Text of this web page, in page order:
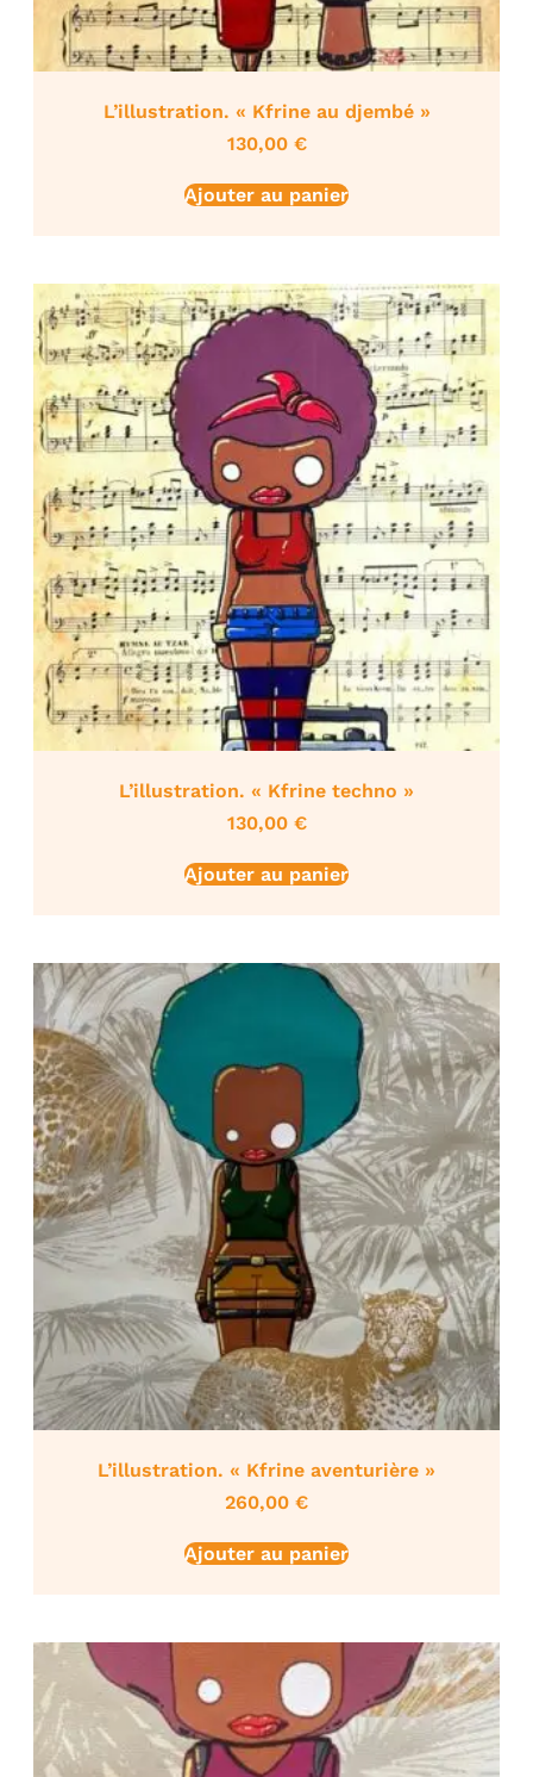
L’illustration. « Kfrine au djembé »
130,00 €
Ajouter au panier
L’illustration. « Kfrine techno »
130,00 €
Ajouter au panier
L’illustration. « Kfrine aventurière »
260,00 €
Ajouter au panier